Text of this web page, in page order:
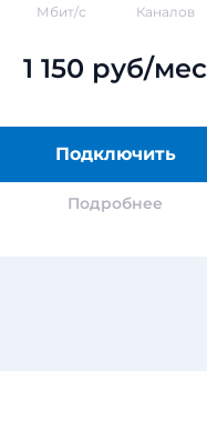
Мбит/с Каналов
1 150 руб/мес
Подключить
Подробнее